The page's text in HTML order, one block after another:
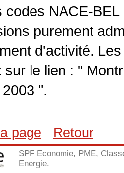
codes NACE-
purement
d'activité.
sur le lien : "
".
page Retour
SPF Economie, PME,
Energie.